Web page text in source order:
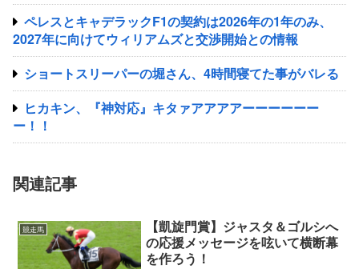
ペレスとキャデラックF1の契約は2026年の1年のみ、
2027年に向けてウィリアムズと交渉開始との情報
ショートスリーパーの堀さん、4時間寝てた事がバレる
ヒカキン、『神対応』キタァアアアアーーーーーー
ー！！
関連記事
競走馬
【凱旋門賞】ジャスタ＆ゴルシへ
の応援メッセージを呟いて横断幕
を作ろう！